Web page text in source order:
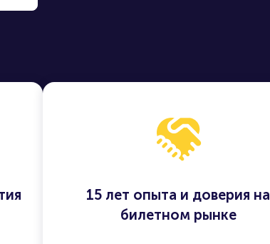
15 лет опыта и доверия на
билетном рынке